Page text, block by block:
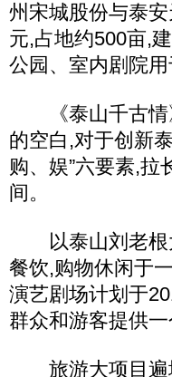
州宋城股份与泰
元,占地约500亩,
公园、室内剧院
《泰山千古情
的空白,对于创新
购、娱”六要素,
间。
以泰山刘老根
餐饮,购物休闲于
演艺剧场计划于
群众和游客提供
旅游大项目遍